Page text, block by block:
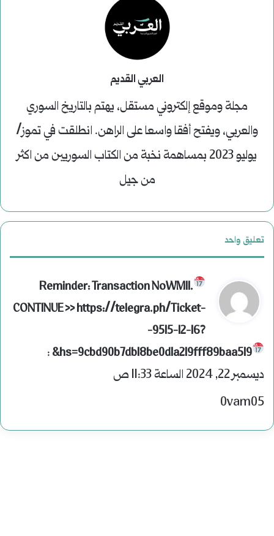
العربي القديم
مجلة وموقع إلكتروني مستقل، يهتم بالتاريخ السوري
والعربي، ويفتح أفقا واسعا على الراهن. انطلقت في تموز/
يوليو 2023 بمساهمة نخبة من الكتاب السوريين من اكثر
من جيل
تعليق واحد
ي
ق
و
ل
Reminder: Transaction NoWM11.
CONTINUE >> https://telegra.ph/Ticket-
-9515-12-16?
hs=9cbd90b7db18be0d1a219fff89baa519&
:
ديسمبر 22, 2024 الساعة 11:33 ص
0vam05